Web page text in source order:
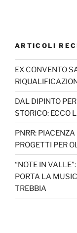
ARTICOLI
EX CONVENTO
DAL DIPINTO
STORICO: ECCO
PNRR:
PROGETTI PER
“NOTE IN
PORTA LA
TREBBIA